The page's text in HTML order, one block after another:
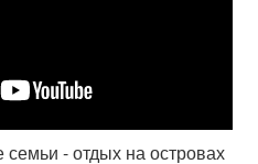
- отдых на островах